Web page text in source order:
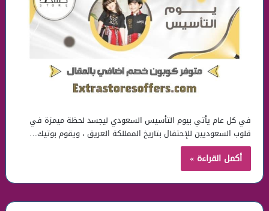
في كل عام يأتي بيوم التأسيس السعودي ليجسد لحظة ميمزة في
قلوب السعوديين للإحتفال بتاريخ الممللكة العريق ، ويقوم بوتيك…
أكمل القراءة »